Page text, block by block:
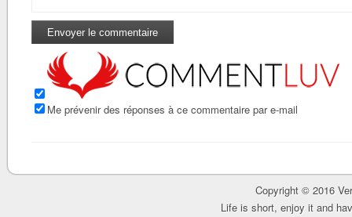
Me prévenir des réponses à ce commentaire par e-mail
Copyright © 2016
Life is short, enjoy it and